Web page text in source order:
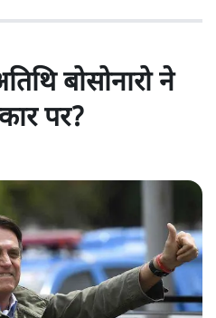
बोसोनारो ने
पर?